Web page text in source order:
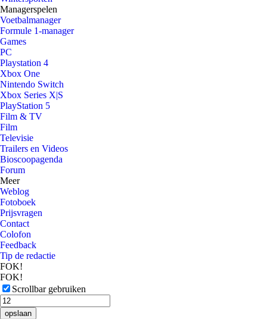
Managerspelen
Voetbalmanager
Formule 1-manager
Games
PC
Playstation 4
Xbox One
Nintendo Switch
Xbox Series X|S
PlayStation 5
Film & TV
Film
Televisie
Trailers en Videos
Bioscoopagenda
Forum
Meer
Weblog
Fotoboek
Prijsvragen
Contact
Colofon
Feedback
Tip de redactie
FOK!
FOK!
Scrollbar gebruiken
opslaan